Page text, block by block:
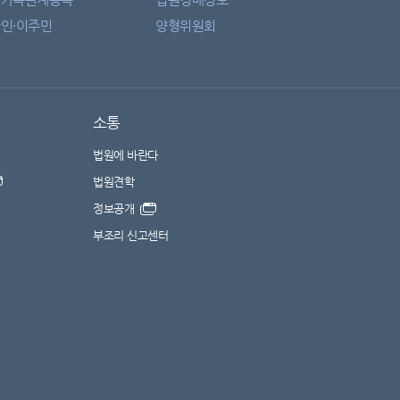
·이주민
양형위원회
소통
법원에 바란다
법원견학
정보공개
부조리 신고센터